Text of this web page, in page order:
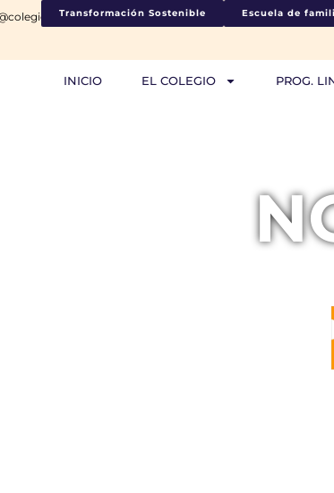
Transformación Sostenible Escuela de
INICIO EL COLEGIO PROG.